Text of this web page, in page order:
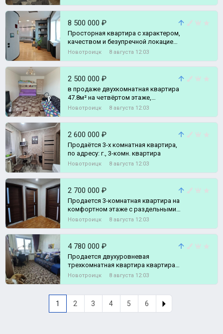
8 500 000 ₽
Просторная квартира с характером,
качеством и безупречной локацией
— для тех, кто выбирает уровень ж,
Новотроицк 8 августа 12:03
2 500 000 ₽
в продаже двухкомнатная квартира
47.8м² на четвёртом этаже,
пятиэтажного дома, 1963 года
Новотроицк 8 августа 12:03
2 600 000 ₽
Продаётся 3-х комнатная квартира,
по адресу: г., 3-комн. квартира
Новотроицк 8 августа 12:03
2 700 000 ₽
Продается 3-комнатная квартира на
комфортном этаже с раздельными
комнатами по адресу: г., 3-комн.
Новотроицк 8 августа 12:03
4 780 000 ₽
Продается двухуровневая
трехкомнатная квартира квартира
по адресу г., 3-комн. квартира
Новотроицк 8 августа 12:03
1 2 3 4 5 6